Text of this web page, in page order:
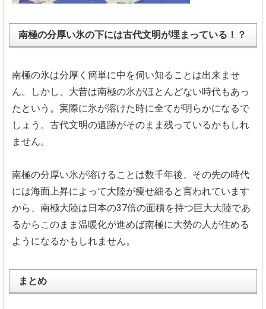
南極の分厚い氷の下には古代文明が埋まっている！？
南極の氷は分厚く簡単に中を伺い知ることは出来ませ
ん。しかし、 大昔は南極の氷がほとんどない時代もあっ
たという。 実際に氷が溶けた時に全てが明らかになるで
しょう。 古代文明の遺跡がそのまま残っているかもしれ
ません。
南極の分厚い氷が溶けることは数千年後、 その先の時代
には海面上昇によって大陸が痩せ細ると言われていま す
から、 南極大陸は日本の37倍の面積を持つ巨大大陸であ
るからこのまま 温暖化が進めば南極に大勢の人が住める
ようになるかもしれません。
まとめ